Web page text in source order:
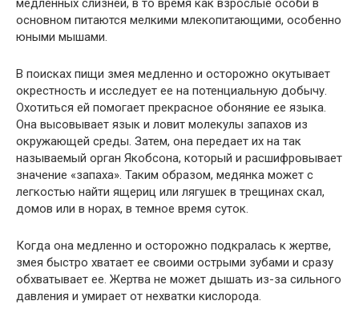
медленных слизней, в то время как взрослые особи в
основном питаются мелкими млекопитающими, особенно
юными мышами.
В поисках пищи змея медленно и осторожно окутывает
окрестность и исследует ее на потенциальную добычу.
Охотиться ей помогает прекрасное обоняние ее языка.
Она высовывает язык и ловит молекулы запахов из
окружающей среды. Затем, она передает их на так
называемый орган Якобсона, который и расшифровывает
значение «запаха». Таким образом, медянка может с
легкостью найти ящериц или лягушек в трещинах скал,
домов или в норах, в темное время суток.
Когда она медленно и осторожно подкралась к жертве,
змея быстро хватает ее своими острыми зубами и сразу
обхватывает ее. Жертва не может дышать из-за сильного
давления и умирает от нехватки кислорода.